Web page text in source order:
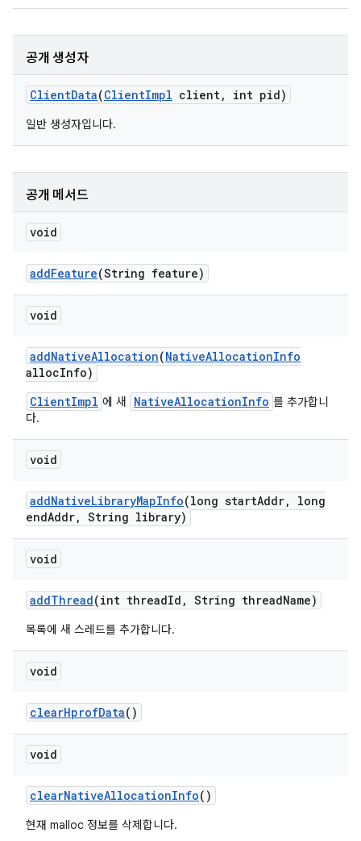
공개 생성자
ClientData(ClientImpl client, int pid)
일반 생성자입니다.
공개 메서드
void
addFeature(String feature)
void
addNativeAllocation(NativeAllocationInfo
allocInfo)
ClientImpl 에 새 NativeAllocationInfo 를 추가합니
다.
void
addNativeLibraryMapInfo(long startAddr,
long
endAddr, String library)
void
addThread(int threadId , String threadName)
목록에 새 스레드를 추가합니다.
void
clearHprofData()
void
clearNativeAllocationInfo()
현재 malloc 정보를 삭제합니다.